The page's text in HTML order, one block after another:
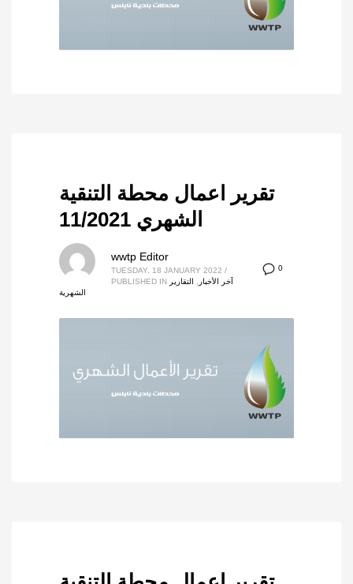
تقرير اعمال محطة التنقية
الشهري 11/2021
0
wwtp Editor
TUESDAY, 18 JANUARY 2022 /
PUBLISHED IN
آخر الأخبار
التقارير
الشهرية